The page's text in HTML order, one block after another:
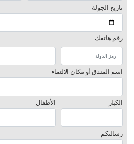
تاريخ الجولة
رقم هاتفك
اسم الفندق أو مكان الالتقاء
الكبار الأطفال
رسالتكم